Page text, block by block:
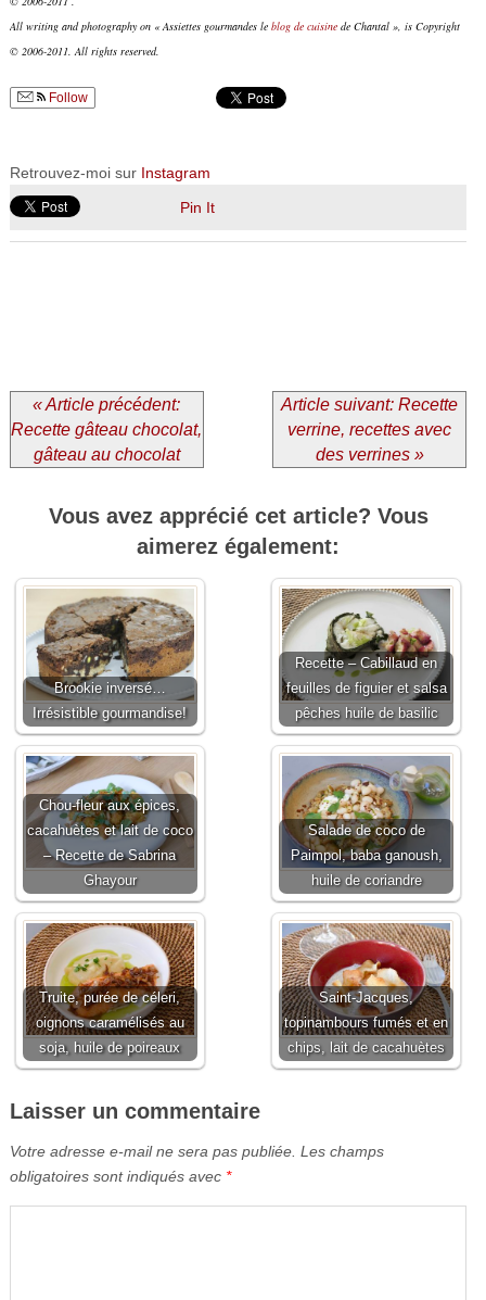
All writing and photography on « Assiettes gourmandes le blog de cuisinede Chantal », is Copyright
© 2006-2011. All rights reserved.
Follow
Retrouvez-moi sur Instagram
Pin It
« Article précédent:
Recette gâteau chocolat,
gâteau au chocolat
Article suivant: Recette
verrine, recettes avec
des verrines »
Vous avez apprécié cet article? Vous
aimerez également:
Brookie inversé…
Irrésistible gourmandise!
Recette – Cabillaud en
feuilles de figuier et salsa
pêches huile de basilic
Chou-fleur aux épices,
cacahuètes et lait de coco
– Recette de Sabrina
Ghayour
Salade de coco de
Paimpol, baba ganoush,
huile de coriandre
Truite, purée de céleri,
oignons caramélisés au
soja, huile de poireaux
Saint-Jacques,
topinambours fumés et en
chips, lait de cacahuètes
Laisser un commentaire
Votre adresse e-mail ne sera pas publiée. Les champs
obligatoires sont indiqués avec *